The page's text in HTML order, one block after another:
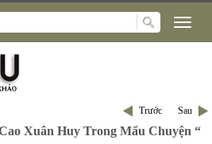
Trước Sau
Xuân Huy Trong Mẩu Chuyện “